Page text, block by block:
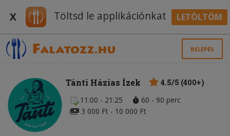
X Töltsd le applikációnkat LETÖLTÖM
BELÉPÉS
Tánti Házias Ízek
4.5/5 (400+)
11:00 - 21:25
60 - 90 perc
3 000 Ft - 10 000 Ft